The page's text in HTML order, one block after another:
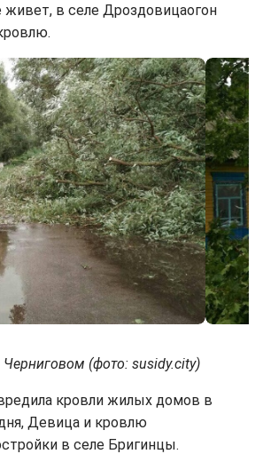
живет, в селе Дроздовицаогон
Черниговом (фото: susidy.city)
кровли жилых домов в
Девица и кровлю
в селе Бригинцы.